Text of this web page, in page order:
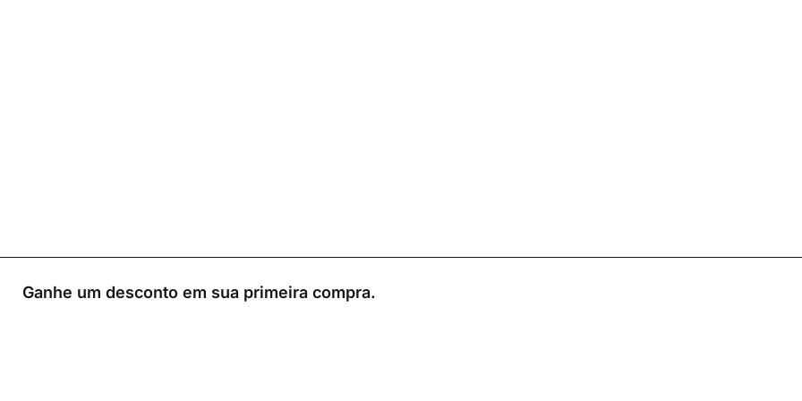
Ganhe um desconto em sua primeira compra.